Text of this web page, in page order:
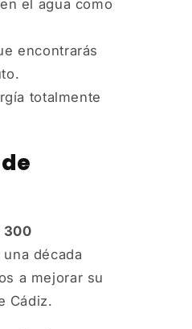
el agua como
encontrarás
totalmente
300
década
a mejorar su
Cádiz.